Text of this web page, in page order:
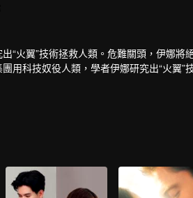
“火翼”技術拯救人類。危難關頭，伊娜將
用科技奴役人類，學者伊娜研究出“火翼
救了橋都人民。未來世界，Ron集團用科